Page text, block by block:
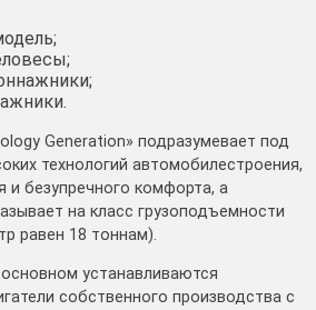
Generation» подразумевает под
технологий автомобилестроения,
и безупречного комфорта, а
на класс грузоподъемности
равен 18 тоннам).
устанавливаются
собственного производства с